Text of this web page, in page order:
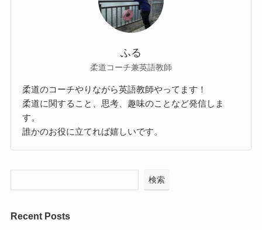
ふる
柔道コーチ兼英語教師
柔道のコーチやりながら英語教師やってます！
柔道に関すること、思考、趣味のことなど発信しま
す。
誰かのお役に立てれば嬉しいです。
検索
Recent Posts